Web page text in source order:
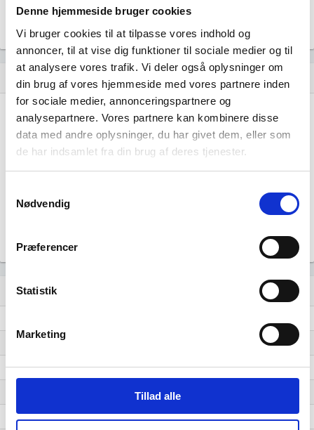
Denne hjemmeside bruger cookies
Vi bruger cookies til at tilpasse vores indhold og
annoncer, til at vise dig funktioner til sociale medier og til
at analysere vores trafik. Vi deler også oplysninger om
din brug af vores hjemmeside med vores partnere inden
for sociale medier, annonceringspartnere og
analysepartnere. Vores partnere kan kombinere disse
data med andre oplysninger, du har givet dem, eller som
de har indsamlet fra din brug af deres tjenester.
Nødvendig
Præferencer
Statistik
Marketing
Tillad alle
Beskæftigede mænd i branchen
Gå tilUdvidet brancheanalyse for historiske data.
bar_chart Nye og ophørte virksomheder pr. år
…
40
question_answer Lignende brancher
Detailhandel med bøger
Forhandlere af sports- og campingudstyr
Detailhandel med spil og legetøj
Cykel- og knallertforretninger